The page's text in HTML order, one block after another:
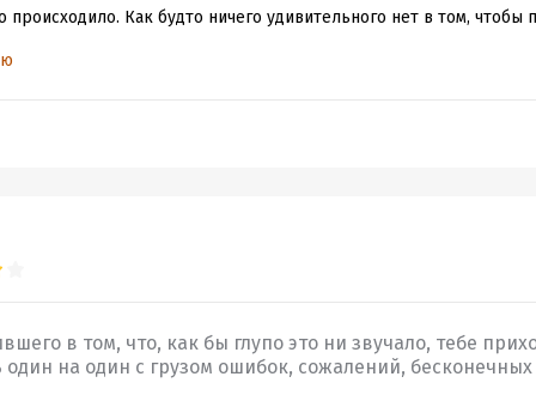
всегда самое крепкое в финале.
и принципы к первоначальной задумке. Что, кстати, еще одна
приятно удивляет своей необычностью.
происходило. Как будто ничего удивительного нет в том, чтобы
в том, что, как бы глупо это ни звучало, тебе
на один с грузом ошибок, сожалений, бесконечных